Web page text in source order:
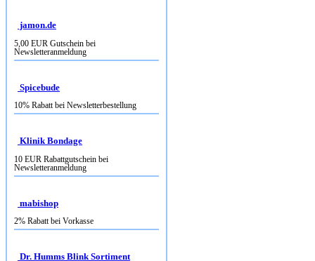
5,00 EUR Gutschein bei
Newsletteranmeldung
Spicebude
Klinik Bondage
Newsletteranmeldung
mabishop
Dr. Humms Blink Sortiment